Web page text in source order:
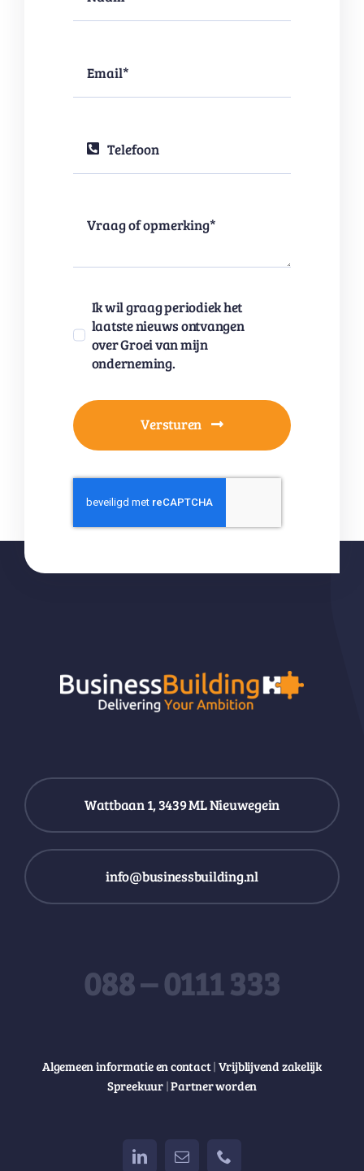
Ik wil graag periodiek het
laatste nieuws ontvangen
over Groei van mijn
onderneming.
Versturen
Wattbaan 1, 3439 ML Nieuwegein
info@businessbuilding.nl
088 – 0111 333
Algemeen informatie en contact | Vrijblijvend zakelijk
Spreekuur |Partner worden